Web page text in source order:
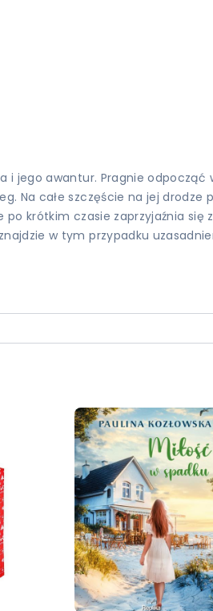
i jego awantur. Pragnie
Na całe szczęście na jej
krótkim czasie zaprzyjaźnia
w tym przypadku